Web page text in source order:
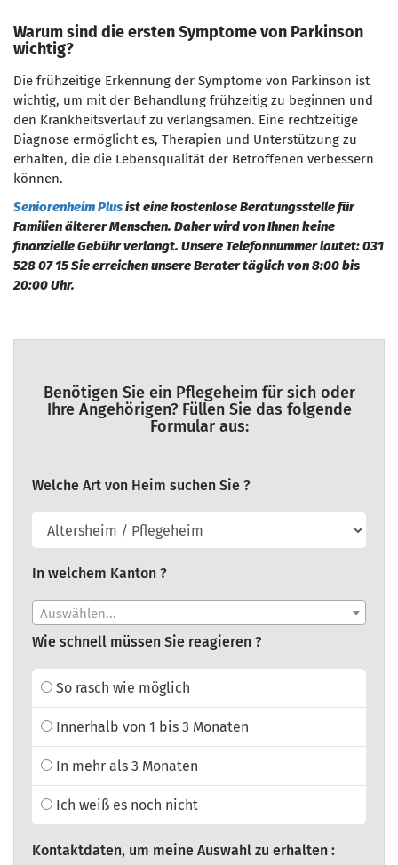
Warum sind die ersten Symptome von Parkinson
wichtig?
Die frühzeitige Erkennung der Symptome von Parkinson ist
wichtig, um mit der Behandlung frühzeitig zu beginnen und
den Krankheitsverlauf zu verlangsamen. Eine rechtzeitige
Diagnose ermöglicht es, Therapien und Unterstützung zu
erhalten, die die Lebensqualität der Betroffenen verbessern
können.
Seniorenheim Plusist eine kostenlose Beratungsstelle für
Familien älterer Menschen. Daher wird von Ihnen keine
finanzielle Gebühr verlangt. Unsere Telefonnummer lautet: 031
528 07 15 Sie erreichen unsere Berater täglich von 8:00 bis
20:00 Uhr.
Benötigen Sie ein Pflegeheim für sich oder
Ihre Angehörigen? Füllen Sie das folgende
Formular aus:
Welche Art von Heim suchen Sie ?
In welchem Kanton ?
Auswählen...
Wie schnell müssen Sie reagieren ?
So rasch wie möglich
Innerhalb von 1 bis 3 Monaten
In mehr als 3 Monaten
Ich weiß es noch nicht
Kontaktdaten, um meine Auswahl zu erhalten :